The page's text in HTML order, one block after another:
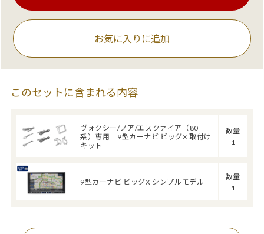
お気に入りに追加
このセットに含まれる内容
ヴォクシー/ノア/エスクァイア（80
系）専用 9型カーナビ ビッグX 取付け
キット
数量
1
9型カーナビ ビッグX シンプルモデル
数量
1